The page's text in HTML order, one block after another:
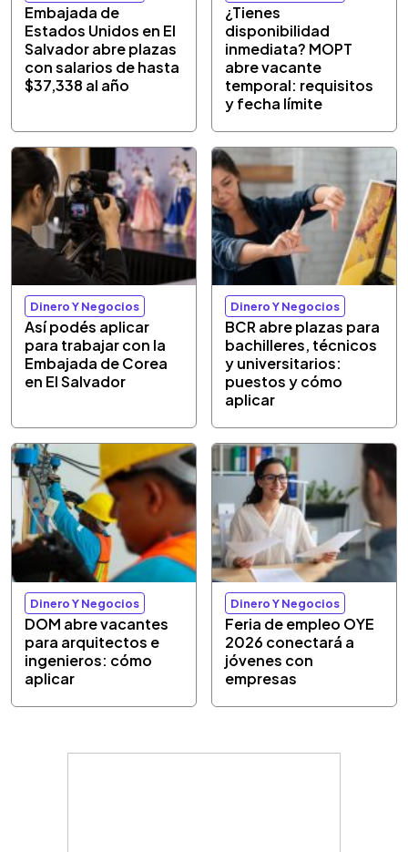
Embajada de
Estados Unidos en El
Salvador abre plazas
con salarios de hasta
$37,338 al año
¿Tienes
disponibilidad
inmediata? MOPT
abre vacante
temporal: requisitos
y fecha límite
Dinero Y Negocios
Así podés aplicar
para trabajar con la
Embajada de Corea
en El Salvador
Dinero Y Negocios
BCR abre plazas para
bachilleres, técnicos
y universitarios:
puestos y cómo
aplicar
Dinero Y Negocios
DOM abre vacantes
para arquitectos e
ingenieros: cómo
aplicar
Dinero Y Negocios
Feria de empleo OYE
2026 conectará a
jóvenes con
empresas